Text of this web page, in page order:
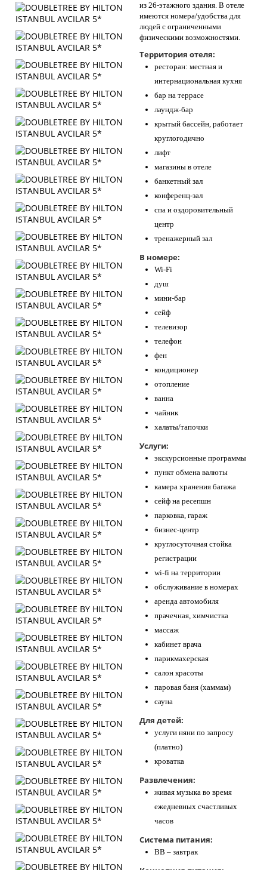
из 26-этажного здания. В отеле
имеются номера/удобства для
людей с ограниченными
физическими возможностями.
Территория отеля:
ресторан: местная и
интернациональная кухня
бар на террасе
лаундж-бар
крытый бассейн, работает
круглогодично
лифт
магазины в отеле
банкетный зал
конференц-зал
спа и оздоровительный
центр
тренажерный зал
В номере:
Wi-Fi
душ
мини-бар
сейф
телевизор
телефон
фен
кондиционер
отопление
ванна
чайник
халаты/тапочки
Услуги:
экскурсионные программы
пункт обмена валюты
камера хранения багажа
сейф на ресепшн
парковка, гараж
бизнес-центр
круглосуточная стойка
регистрации
wi-fi на территории
обслуживание в номерах
аренда автомобиля
прачечная, химчистка
массаж
кабинет врача
парикмахерская
салон красоты
паровая баня (хаммам)
сауна
Для детей:
услуги няни по запросу
(платно)
кроватка
Развлечения:
живая музыка во время
ежедневных счастливых
часов
Система питания:
BB – завтрак